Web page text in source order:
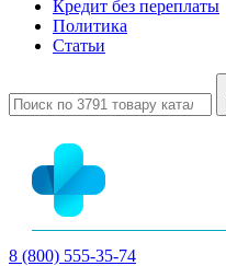
Кредит без переплаты
Политика
Статьи
8 (800) 555-35-74